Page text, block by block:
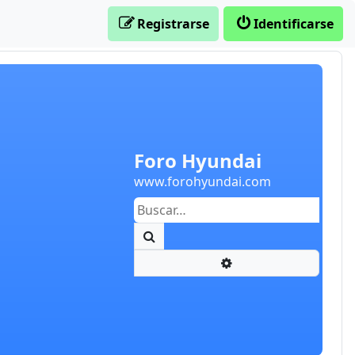
Foro Hyundai
www.forohyundai.com
Identificarse
Registrarse